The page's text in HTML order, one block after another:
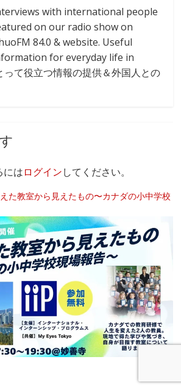
with international people
on our radio show on
84.0 & website. Useful
for everyday life in
て役立つ情報の提供＆外国人との
にはログインしてください。
た教室から見えたもの〜カナダの小中学校